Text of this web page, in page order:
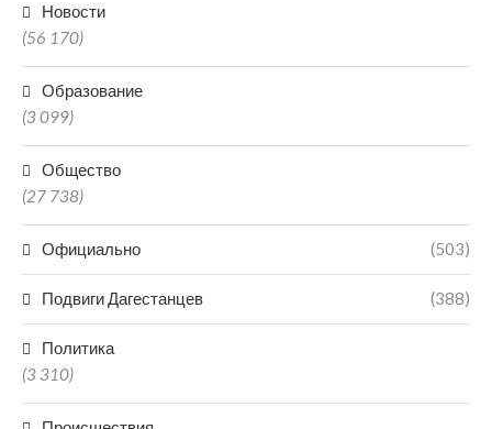
Новости
(56 170)
Образование
(3 099)
Общество
(27 738)
Официально (503)
Подвиги Дагестанцев (388)
Политика
(3 310)